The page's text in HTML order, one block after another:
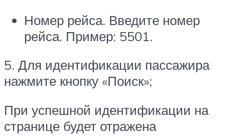
Номер рейса. Введите номер
рейса. Пример: 5501.
5. Для идентификации пассажира
нажмите кнопку «Поиск»;
При успешной идентификации на
странице будет отражена